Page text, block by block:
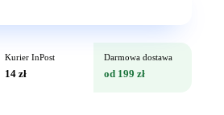
Kurier InPost
14 zł
Darmowa dostawa
od 199 zł